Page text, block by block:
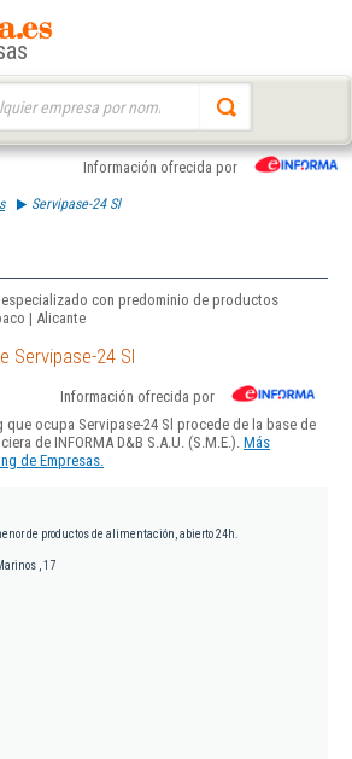
Información ofrecida por
Servipase-24 Sl
con predominio de productos
| Alicante
Servipase-24 Sl
Información ofrecida por
que ocupa Servipase-24 Sl procede de la base de
de INFORMA D&B S.A.U. (S.M.E.). Más
de Empresas.
de productos de alimentación, abierto 24h.
, 17